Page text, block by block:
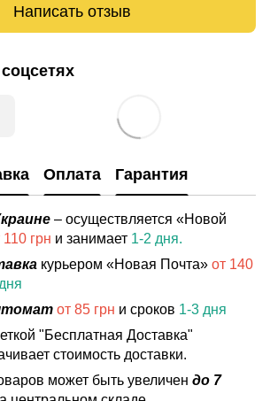
Написать отзыв
Оплата Гарантия
– осуществляется «Новой
110 грн и занимает 1-2 дня.
курьером «Новая Почта» от 140
от 85 грн и сроков 1-3 дня
"Бесплатная Доставка"
стоимость доставки.
может быть увеличен до 7